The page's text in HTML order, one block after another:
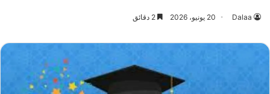
Dalaa 20 يونيو، 2026